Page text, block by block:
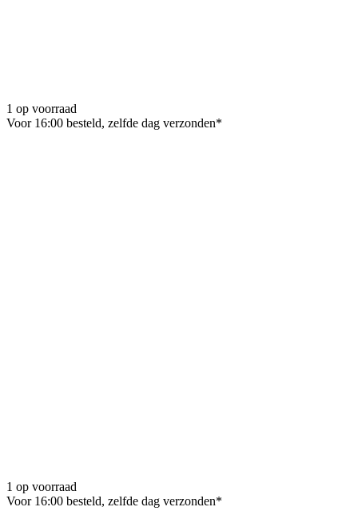
1 op voorraad
Voor 16:00 besteld, zelfde dag verzonden*
1 op voorraad
Voor 16:00 besteld, zelfde dag verzonden*